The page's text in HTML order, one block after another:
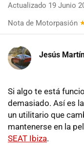
Actualizado 19 Junio
Nota de Motorpasión
Jesús
Si algo te está
demasiado. Así es
un utilitario que
mantenerse en la
SEAT Ibiza.